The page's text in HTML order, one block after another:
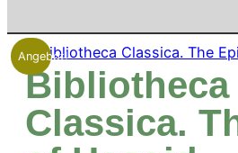
Angebot!
Bibliotheca
Classica.